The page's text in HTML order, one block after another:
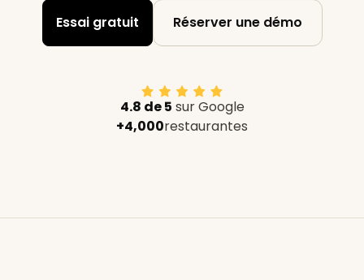
Essai gratuit Réserver une démo
4.8 de 5 sur Google
+4,000restaurantes